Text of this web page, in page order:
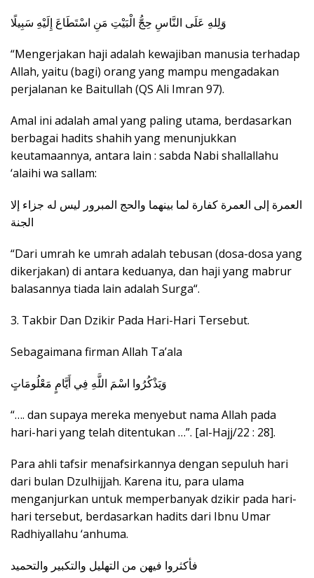
وَلِلهِ عَلَى النَّاسِ حِجُّ الْبَيْتِ مَنِ اسْتَطَاعَ إِلَيْهِ سَبِيلًا
“Mengerjakan haji adalah kewajiban manusia terhadap
Allah, yaitu (bagi) orang yang mampu mengadakan
perjalanan ke Baitullah (QS Ali Imran 97).
Amal ini adalah amal yang paling utama, berdasarkan
berbagai hadits shahih yang menunjukkan
keutamaannya, antara lain : sabda Nabi shallallahu
‘alaihi wa sallam:
العمرة إلى العمرة كفارة لما بينهما والحج المبرور ليس له جزاء إلا
الجنة
“Dari umrah ke umrah adalah tebusan (dosa-dosa yang
dikerjakan) di antara keduanya, dan haji yang mabrur
balasannya tiada lain adalah Surga“.
3. Takbir Dan Dzikir Pada Hari-Hari Tersebut.
Sebagaimana firman Allah Ta’ala
وَيَذْكُرُوا اسْمَ اللَّهِ فِي أَيَّامٍ مَعْلُومَاتٍ
“…. dan supaya mereka menyebut nama Allah pada
hari-hari yang telah ditentukan …”. [al-Hajj/22 : 28].
Para ahli tafsir menafsirkannya dengan sepuluh hari
dari bulan Dzulhijjah. Karena itu, para ulama
menganjurkan untuk memperbanyak dzikir pada hari-
hari tersebut, berdasarkan hadits dari Ibnu Umar
Radhiyallahu ‘anhuma.
فأكثروا فيهن من التهليل والتكبير والتحميد